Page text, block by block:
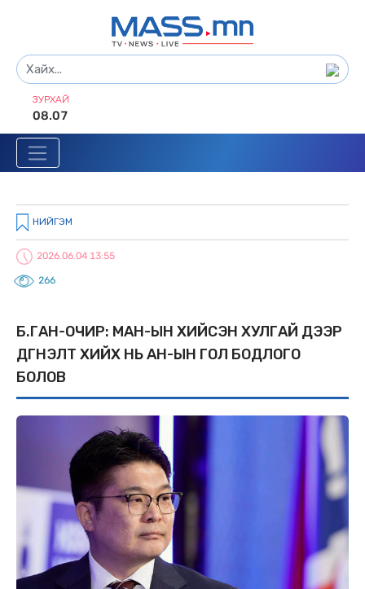
ЗУРХАЙ
08.07
НИЙГЭМ
2026.06.04 13:55
266
Б.ГАН-ОЧИР: МАН-ЫН XИЙСЭН XУЛГАЙ ДЭЭР
ДҮГНЭЛТ XИЙX НЬ АН-ЫН ГОЛ БОДЛОГО
БОЛОВ